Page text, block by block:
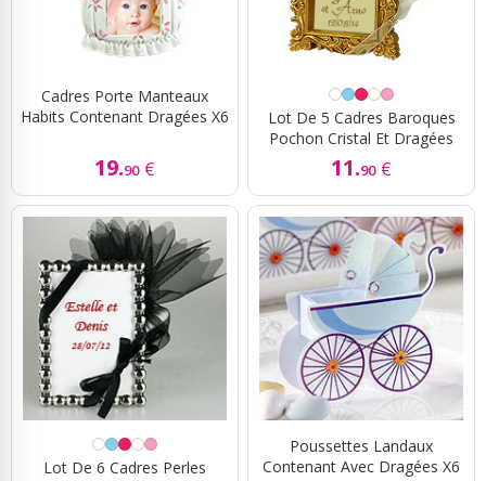
Cadres Porte Manteaux
Habits Contenant Dragées X6
19.90 €
Lot De 5 Cadres Baroques
Pochon Cristal Et Dragées
11.90 €
Lot De 6 Cadres Perles
Poussettes Landaux
Contenant Avec Dragées X6